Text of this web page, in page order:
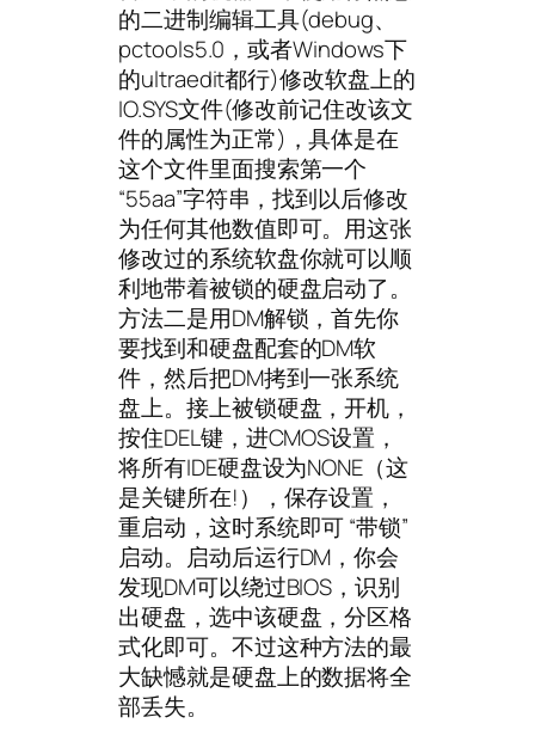
的二进制编辑工具(debug、
pctools5.0，或者Windows下
的ultraedit都行)修改软盘上的
IO.SYS文件(修改前记住改该文
件的属性为正常)，具体是在
这个文件里面搜索第一个
“55aa”字符串，找到以后修改
为任何其他数值即可。用这张
修改过的系统软盘你就可以顺
利地带着被锁的硬盘启动了。
方法二是用DM解锁，首先你
要找到和硬盘配套的DM软
件，然后把DM拷到一张系统
盘上。接上被锁硬盘，开机，
按住DEL键，进CMOS设置，
将所有IDE硬盘设为NONE（这
是关键所在!），保存设置，
重启动，这时系统即可 “带锁”
启动。启动后运行DM，你会
发现DM可以绕过BIOS，识别
出硬盘，选中该硬盘，分区格
式化即可。不过这种方法的最
大缺憾就是硬盘上的数据将全
部丢失。